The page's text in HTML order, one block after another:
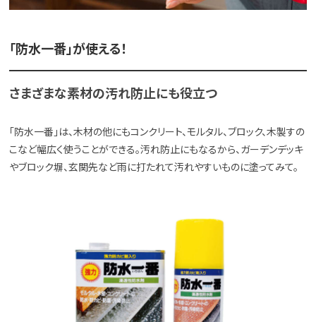
「防水一番」が使える！
さまざまな素材の汚れ防止にも役立つ
「防水一番」は、木材の他にもコンクリート、モルタル、ブロック、木製すの
こなど幅広く使うことができる。汚れ防止にもなるから、ガーデンデッキ
やブロック塀、玄関先など雨に打たれて汚れやすいものに塗ってみて。